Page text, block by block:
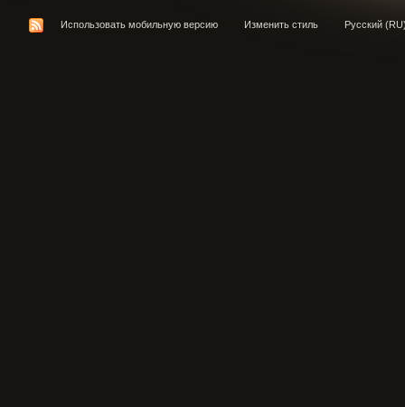
Использовать мобильную версию Изменить стиль Русский